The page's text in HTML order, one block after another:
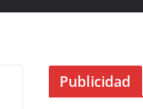
Publicidad